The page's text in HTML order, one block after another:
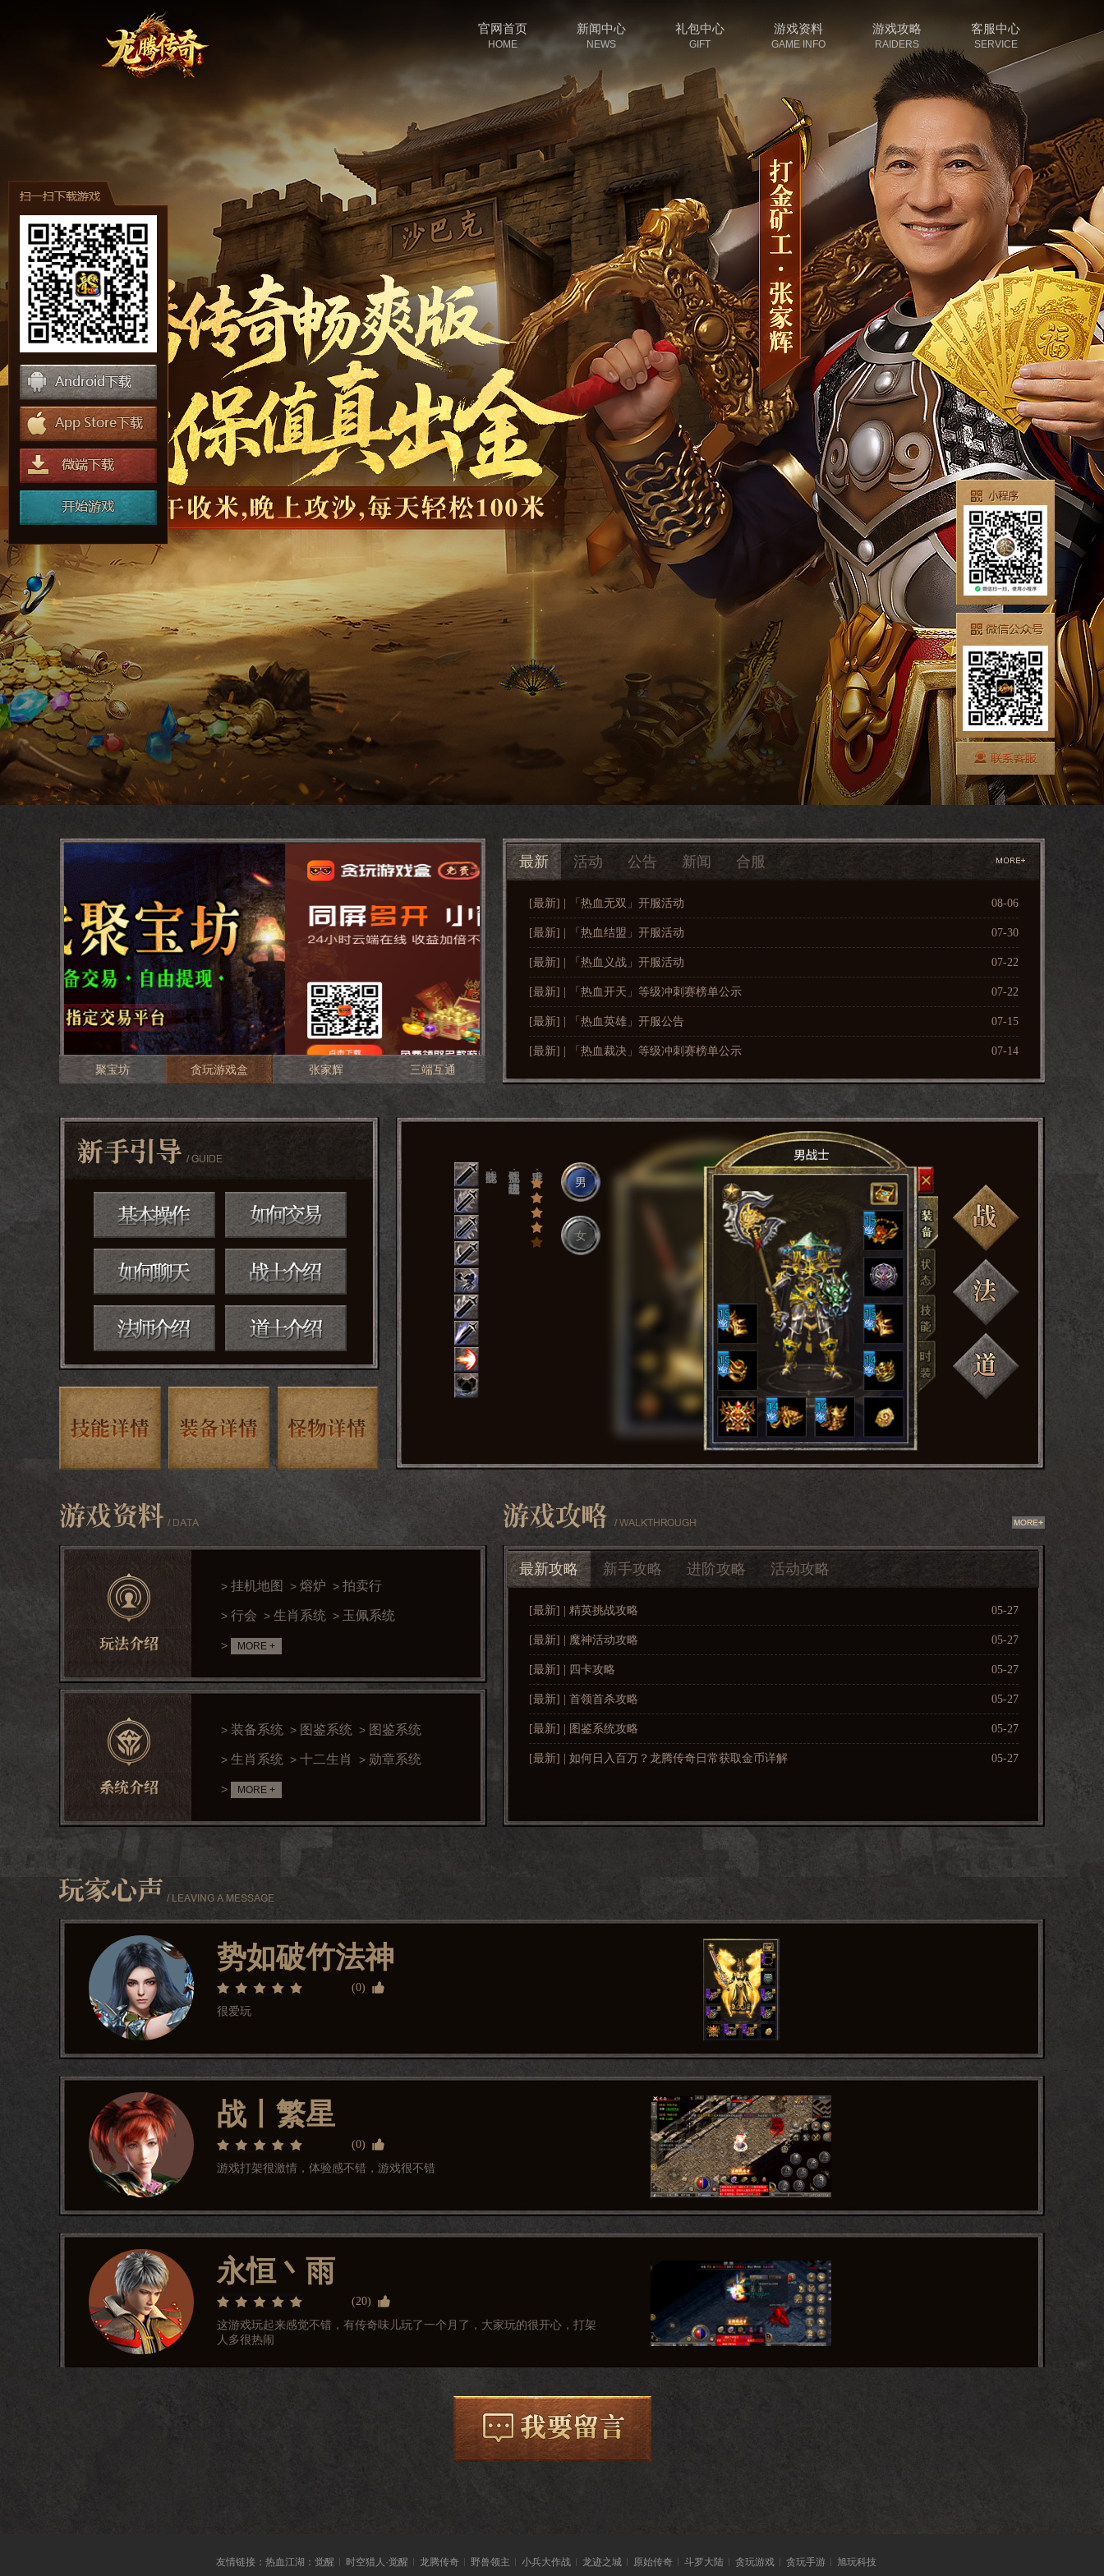
官网首页
HOME
新闻中心
NEWS
礼包中心
GIFT
游戏资料
GAME INFO
游戏攻略
RAIDERS
客服中心
SERVICE
聚宝坊 贪玩游戏盒 张家辉 三端互通
最新 活动 公告 新闻 合服
08-06
[最新] | 「热血无双」开服活动
07-30
[最新] | 「热血结盟」开服活动
07-22
[最新] | 「热血义战」开服活动
07-22
[最新] | 「热血开天」等级冲刺赛榜单公示
07-15
[最新] | 「热血英雄」开服公告
07-14
[最新] | 「热血裁决」等级冲刺赛榜单公示
职业技能： 职业属性：近战物理攻击 上手难度：
男
女
> 挂机地图 > 熔炉 > 拍卖行
> 行会 > 生肖系统 > 玉佩系统
> MORE +
> 装备系统 > 图鉴系统 > 图鉴系统
> 生肖系统 > 十二生肖 > 勋章系统
> MORE +
最新攻略 新手攻略 进阶攻略 活动攻略
05-27
[最新] | 精英挑战攻略
05-27
[最新] | 魔神活动攻略
05-27
[最新] | 四卡攻略
05-27
[最新] | 首领首杀攻略
05-27
[最新] | 图鉴系统攻略
05-27
[最新] | 如何日入百万？龙腾传奇日常获取金币详解
松药师
决战可乐
还是以前的味道，祖玛装备，沃玛装备，满满的都是回忆啊，个人副本单刷
牛魔王中，给我加点爆率哈哈
势如破竹法神
(0)
很爱玩
战丨繁星
游戏打架很激情，体验感不错，游戏很不错
永恒丶雨
这游戏玩起来感觉不错，有传奇味儿玩了一个月了，大家玩的很开心，打架
人多很热闹
玩了一个多月了，游戏内打架的人数也是蛮多的，很有传奇的味道，游戏内
弓灵蕊
友情链接： 热血江湖：觉醒 时空猎人·觉醒 龙腾传奇 野兽领主 小兵大作战 龙迹之城 原始传奇 斗罗大陆 贪玩游戏 贪玩手游 旭玩科技